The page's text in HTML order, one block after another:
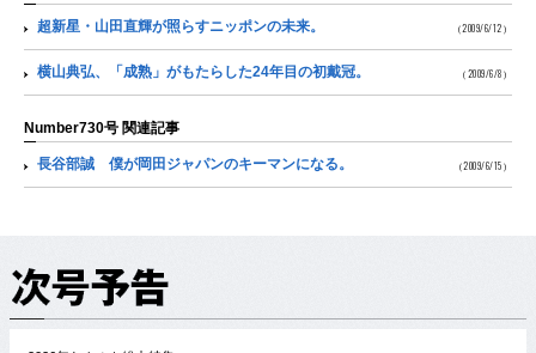
超新星・山田直輝が照らすニッポンの未来。 （2009/6/12）
横山典弘、「成熟」がもたらした24年目の初戴冠。 （2009/6/8）
Number730号 関連記事
長谷部誠 僕が岡田ジャパンのキーマンになる。 （2009/6/15）